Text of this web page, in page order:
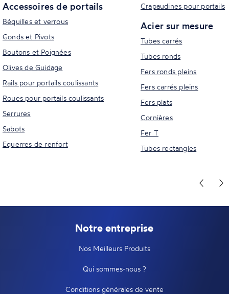
Accessoires de portails
Béquilles et verrous
Gonds et Pivots
Boutons et Poignées
Olives de Guidage
Rails pour portails coulissants
Roues pour portails coulissants
Serrures
Sabots
Equerres de renfort
Crapaudines pour portails
Acier sur mesure
Tubes carrés
Tubes ronds
Fers ronds pleins
Fers carrés pleins
Fers plats
Cornières
Fer T
Tubes rectangles
Notre entreprise
Nos Meilleurs Produits
Qui sommes-nous ?
Conditions générales de vente